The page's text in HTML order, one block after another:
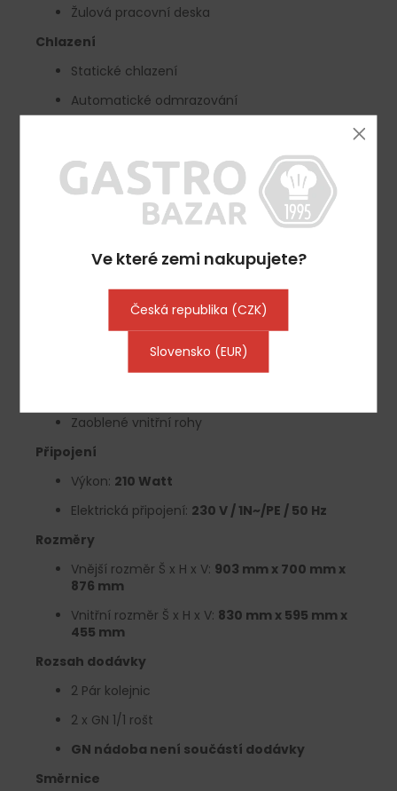
Žulová pracovní deska
Chlazení
Statické chlazení
Automatické odmrazování
Teplotní rozsah:2 °C do 8 °C
Chladicí nástavec
s krytem z nerezové oceli
Rozměr přihrádky:GN 1/1
Vnitřní vybavení
Zaoblené vnitřní rohy
Připojení
Výkon: 210 Watt
Elektrická připojení: 230 V / 1N~/PE / 50 Hz
Rozměry
Vnější rozměr Š x H x V: 903 mm x 700 mm x
876 mm
Vnitřní rozměr Š x H x V: 830 mm x 595 mm x
455 mm
Rozsah dodávky
2 Pár kolejnic
2 x GN 1/1 rošt
GN nádoba není součástí dodávky
Směrnice
Ve které zemi nakupujete?
Česká republika (CZK)
Slovensko (EUR)